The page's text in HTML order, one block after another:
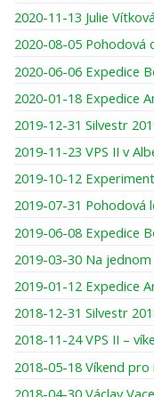
2020-11-13 Julie
2020-08-05 Pohodová
2020-06-06 Expedice
2020-01-18 Expedice
2019-12-31 Silvestr
2019-11-23 VPS II v
2019-07-31
2019-06-08 Expedice
2019-03-30 Na
2019-01-12 Expedice
2018-12-31 Silvestr
2018-11-24 VPS II –
2018-04-30 Václav